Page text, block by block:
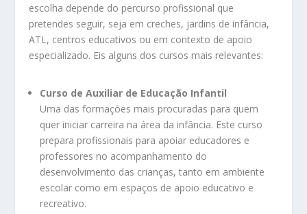
escolha depende do percurso profissional que
pretendes seguir, seja em creches, jardins de infância,
ATL, centros educativos ou em contexto de apoio
especializado. Eis alguns dos cursos mais relevantes:
Curso de Auxiliar de Educação Infantil
Uma das formações mais procuradas para quem
quer iniciar carreira na área da infância. Este curso
prepara profissionais para apoiar educadores e
professores no acompanhamento do
desenvolvimento das crianças, tanto em ambiente
escolar como em espaços de apoio educativo e
recreativo.